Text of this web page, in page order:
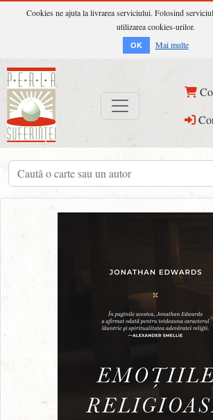
Cookies ne ajuta la livrarea serviciului. Folosind
utilizarea cookies-urilor.
OK Mai multe